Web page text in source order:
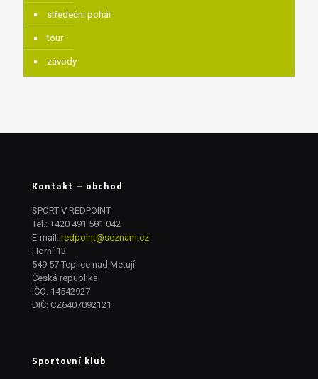
středeční pohár
tour
závody
Kontakt – obchod
SPORTIV REDPOINT
Tel.: +420 491 581 042
E-mail: redpoint@seznam.cz
Horní 13
549 57 Teplice nad Metují
Česká republika
IČO: 14542927
DIČ: CZ6407092121
Sportovní klub